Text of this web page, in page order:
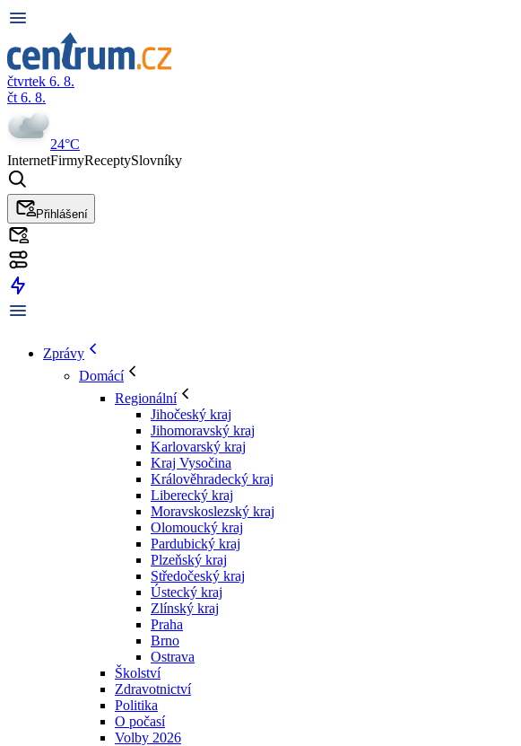
čtvrtek 6. 8.
čt 6. 8.
24°C
InternetFirmyReceptySlovníky
Přihlášení
Zprávy
Domácí
Regionální
Jihočeský kraj
Jihomoravský kraj
Karlovarský kraj
Kraj Vysočina
Králověhradecký kraj
Liberecký kraj
Moravskoslezský kraj
Olomoucký kraj
Pardubický kraj
Plzeňský kraj
Středočeský kraj
Ústecký kraj
Zlínský kraj
Praha
Brno
Ostrava
Školství
Zdravotnictví
Politika
O počasí
Volby 2026